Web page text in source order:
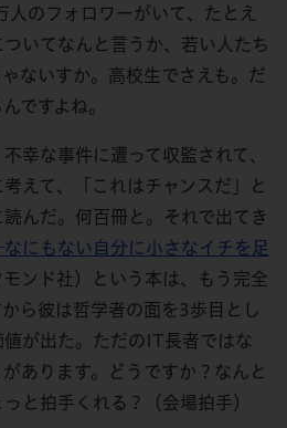
のフォロワーがいて、たとえ
いてなんと言うか、若い人たち
ないすか。高校生でさえも。だ
ですよね。
幸な事件に遭って収監されて、
えて、「これはチャンスだ」と
んだ。何百冊と。それで出てき
にもない自分に小さなイチを足
モンド社）という本は、もう完全
ら彼は哲学者の面を3歩目とし
が出た。ただのIT長者ではな
あります。どうですか？なんと
と拍手くれる？（会場拍手）